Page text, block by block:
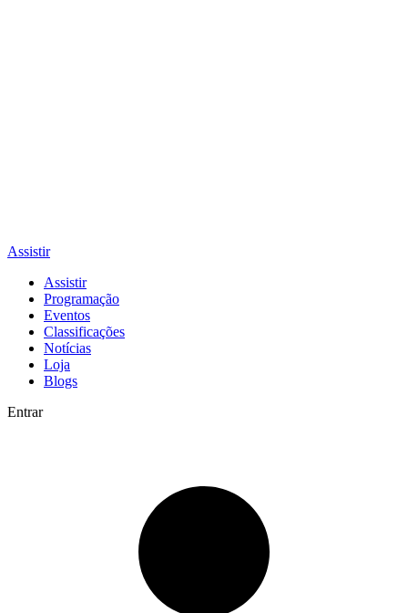
Assistir
Assistir
Programação
Eventos
Classificações
Notícias
Loja
Blogs
Entrar